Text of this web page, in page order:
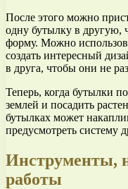
После этого можно
одну бутылку в другую,
форму. Можно
создать интересный
в друга, чтобы они не
Теперь, когда бутылки
землей и посадить
бутылках может
предусмотреть систему
Инструменты,
работы